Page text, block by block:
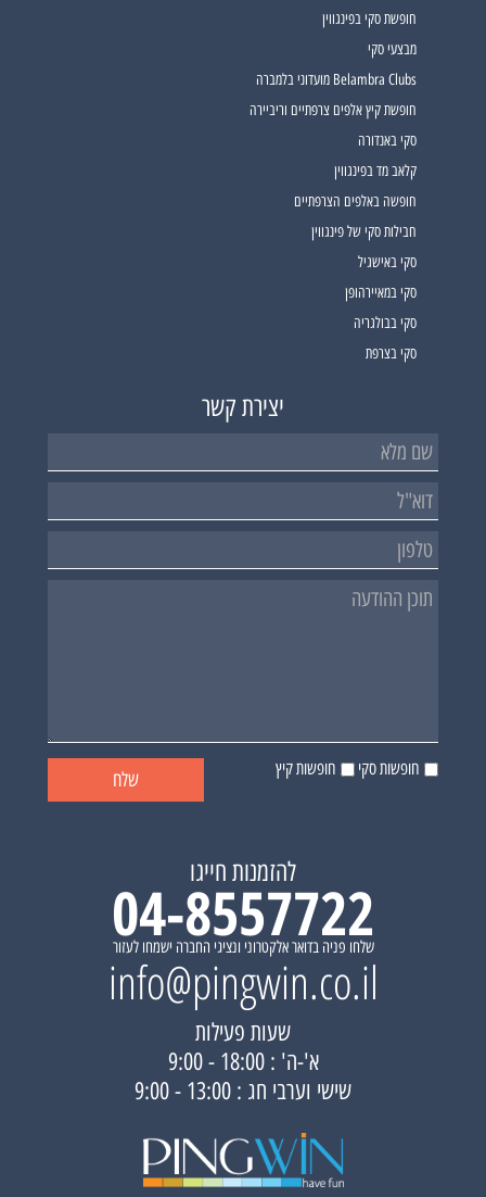
חופשת סקי בפינגווין
מבצעי סקי
Belambra Clubs מועדוני בלמברה
חופשת קיץ אלפים צרפתיים וריביירה
סקי באנדורה
קלאב מד בפינגווין
חופשה באלפים הצרפתיים
חבילות סקי של פינגווין
סקי באישגיל
סקי במאיירהופן
סקי בבולגריה
סקי בצרפת
יצירת קשר
חופשות סקי חופשות קיץ
להזמנות חייגו
04-8557722
שלחו פניה בדואר אלקטרוני ונציגי החברה ישמחו לעזור
info@pingwin.co.il
שעות פעילות
א'-ה' : 18:00 - 9:00
שישי וערבי חג : 13:00 - 9:00